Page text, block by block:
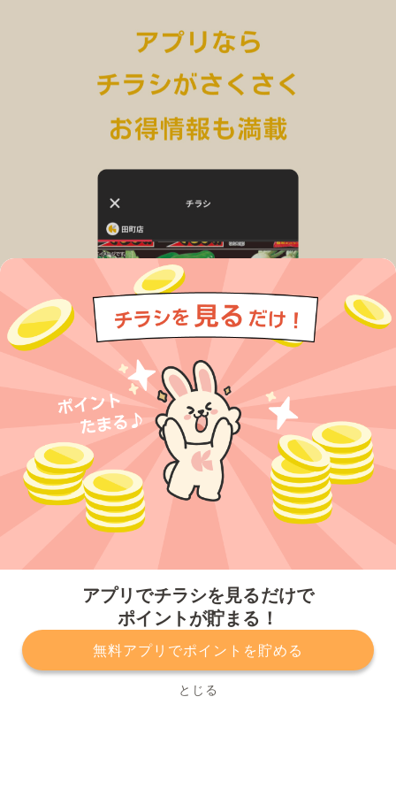
アプリでチラシを見るだけで
ポイントが貯まる！
無料アプリでポイントを貯める
とじる
プライバシーポリシー 利用規約
運営会社
サービスに関してのお問い合わせ